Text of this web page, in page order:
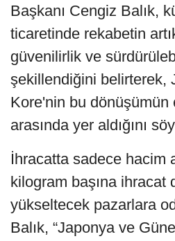
Başkanı Cengiz Balık,
ticaretinde rekabetin
güvenilirlik ve
şekillendiğini belirterek,
Kore'nin bu dönüşümün
arasında yer aldığını
İhracatta sadece hacim
kilogram başına ihracat
yükseltecek pazarlara
Balık, “Japonya ve